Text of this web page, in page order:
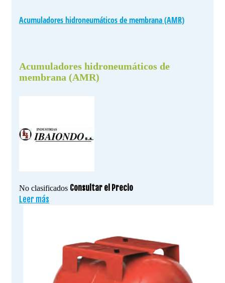
Acumuladores hidroneumáticos de membrana (AMR)
Acumuladores hidroneumáticos de
membrana (AMR)
No clasificados Consultar el Precio
Leer más